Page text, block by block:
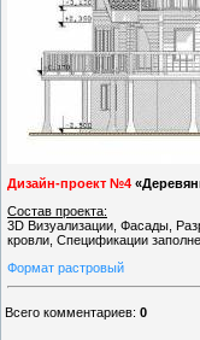
Дизайн-проект №4
Состав проекта:
3D Визуализации, Фасады,
кровли, Спецификации
Формат растровый
Всего комментариев: 0